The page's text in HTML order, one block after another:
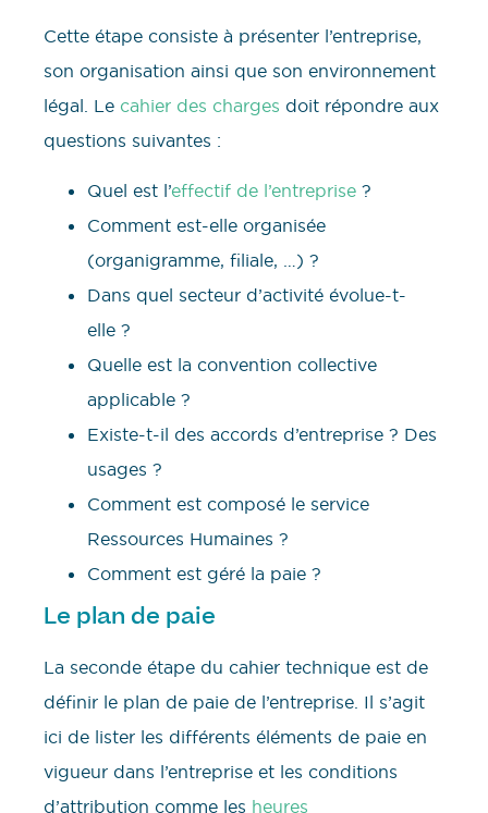
Cette étape consiste à présenter l’entreprise,
son organisation ainsi que son environnement
légal. Le cahier des charges doit répondre aux
questions suivantes :
Quel est l’effectif de l’entreprise ?
Comment est-elle organisée
(organigramme, filiale, …) ?
Dans quel secteur d’activité évolue-t-
elle ?
Quelle est la convention collective
applicable ?
Existe-t-il des accords d’entreprise ? Des
usages ?
Comment est composé le service
Ressources Humaines ?
Comment est géré la paie ?
Le plan de paie
La seconde étape du cahier technique est de
définir le plan de paie de l’entreprise. Il s’agit
ici de lister les différents éléments de paie en
vigueur dans l’entreprise et les conditions
d’attribution comme les heures